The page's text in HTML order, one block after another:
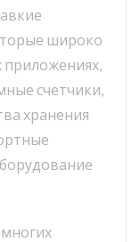
широко
счетчики,
хранения